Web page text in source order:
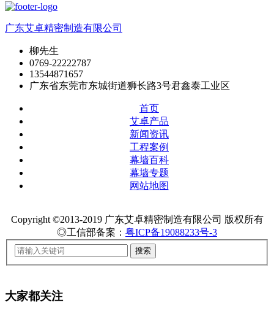
广东艾卓精密制造有限公司
柳先生
0769-22222787
13544871657
广东省东莞市东城街道狮长路3号君鑫泰工业区
首页
艾卓产品
新闻资讯
工程案例
幕墙百科
幕墙专题
网站地图
Copyright ©2013-2019 广东艾卓精密制造有限公司 版权所有
◎工信部备案： 粤ICP备19088233号-3
大家都关注